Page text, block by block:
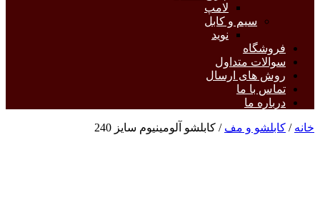
لامپ
سیم و کابل
نوید
فروشگاه
سوالات متداول
روش های ارسال
تماس با ما
درباره ما
خانه / کابلشو و مف / کابلشو آلومینیوم سایز 240